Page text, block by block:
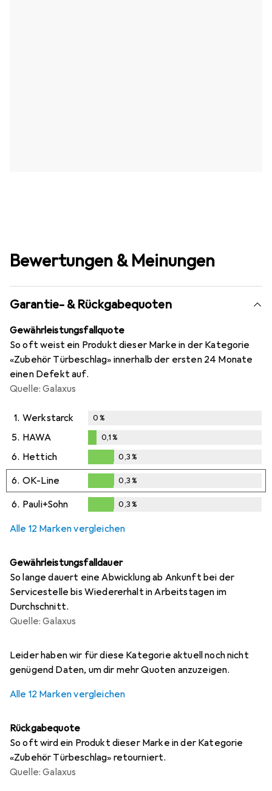
Bewertungen & Meinungen
Garantie- & Rückgabequoten
Gewährleistungsfallquote
So oft weist ein Produkt dieser Marke in der Kategorie
«Zubehör Türbeschlag» innerhalb der ersten 24 Monate
einen Defekt auf.
Quelle: Galaxus
1. Werkstarck 0%
5. HAWA
%
0,1%
6. Hettich
0,3%
0,3%
6. OK-Line
0,3%
0,3%
6. Pauli+Sohn 0,3%
Alle 12 Marken vergleichen
Gewährleistungsfalldauer
So lange dauert eine Abwicklung ab Ankunft bei der
Servicestelle bis Wiedererhalt in Arbeitstagen im
Durchschnitt.
Quelle: Galaxus
Leider haben wir für diese Kategorie aktuell noch nicht
genügend Daten, um dir mehr Quoten anzuzeigen.
Alle 12 Marken vergleichen
Rückgabequote
So oft wird ein Produkt dieser Marke in der Kategorie
«Zubehör Türbeschlag» retourniert.
Quelle: Galaxus